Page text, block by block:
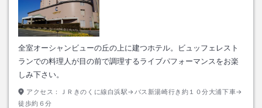
全室オーシャンビューの丘の上に建つホテル。ビュッフェレスト
ランでの料理人が目の前で調理するライブパフォーマンスをお楽
しみ下さい。
アクセス：
ＪＲきのくに線白浜駅→バス新湯崎行き約１０分大浦下車→
徒歩約６分